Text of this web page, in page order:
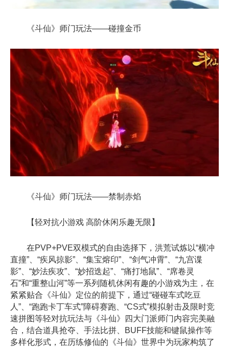
《斗仙》师门玩法——碰撞金币
《斗仙》师门玩法——禁制赤焰
【轻对抗小游戏 高阶休闲乐趣无限】
在PVP+PVE双模式的自由选择下，洪荒试炼以“横冲
直撞”、“疾风掠影”、“集宝熔印”、“剑气冲霄”、“九宫谍
影”、“妙法疾攻”、“妙招迭起”、“痛打地鼠”、“席卷灵
石”和“重整山河”等一系列随机休闲有趣的小游戏为主，在
紧紧贴合《斗仙》定位的前提下，通过“碰碰车式吃豆
人”、“跑跑卡丁车式”障碍赛跑、“CS式”模拟射击及限时竞
速拼图等轻对抗玩法与《斗仙》四大门派师门内容完美融
合，结合道具抢夺、手法比拼、BUFF技能和键鼠操作等
多样化形式，在历练修仙的《斗仙》世界中为玩家构筑了